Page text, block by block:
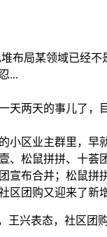
布局某领域已经
...
天两天的事儿了
小区业主群里，早
、松鼠拼拼、十
宣布合并；松鼠拼
区团购又迎来了新
王兴表态，社区团